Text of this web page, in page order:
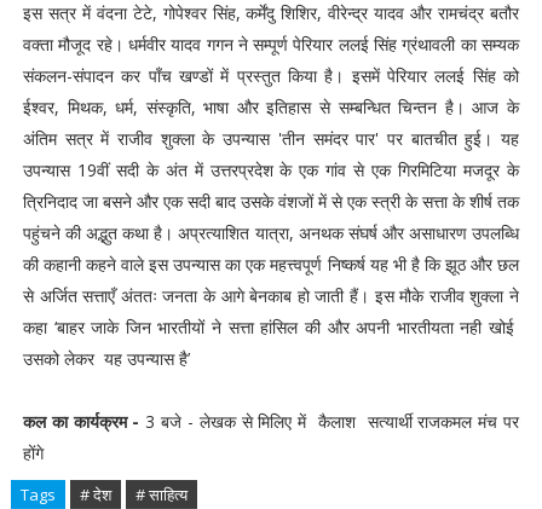
इस सत्र में वंदना टेटे, गोपेश्वर सिंह, कर्मेंदु शिशिर, वीरेन्द्र यादव और रामचंद्र बतौर
वक्ता मौजूद रहे। धर्मवीर यादव गगन ने सम्पूर्ण पेरियार ललई सिंह ग्रंथावली का सम्यक
संकलन-संपादन कर पाँच खण्डों में प्रस्तुत किया है। इसमें पेरियार ललई सिंह को
ईश्वर, मिथक, धर्म, संस्कृति, भाषा और इतिहास से सम्बन्धित चिन्तन है। आज के
अंतिम सत्र में राजीव शुक्ला के उपन्यास 'तीन समंदर पार' पर बातचीत हुई। यह
उपन्यास 19वीं सदी के अंत में उत्तरप्रदेश के एक गांव से एक गिरमिटिया मजदूर के
त्रिनिदाद जा बसने और एक सदी बाद उसके वंशजों में से एक स्त्री के सत्ता के शीर्ष तक
पहुंचने की अद्भुत कथा है। अप्रत्याशित यात्रा, अनथक संघर्ष और असाधारण उपलब्धि
की कहानी कहने वाले इस उपन्यास का एक महत्त्वपूर्ण निष्कर्ष यह भी है कि झूठ और छल
से अर्जित सत्ताएँ अंततः जनता के आगे बेनकाब हो जाती हैं। इस मौके राजीव शुक्ला ने
कहा ‘बाहर जाके जिन भारतीयों ने सत्ता हांसिल की और अपनी भारतीयता नही खोई
उसको लेकर यह उपन्यास है’
कल का कार्यक्रम - 3 बजे - लेखक से मिलिए में कैलाश सत्यार्थी राजकमल मंच पर
होंगे
Tags # देश # साहित्य